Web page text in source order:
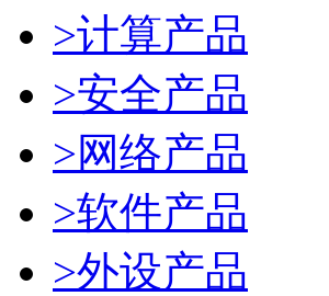
>计算产品
>安全产品
>网络产品
>软件产品
>外设产品